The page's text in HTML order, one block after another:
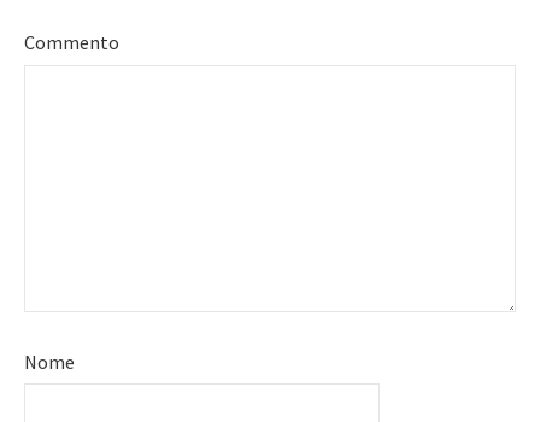
Commento
Nome